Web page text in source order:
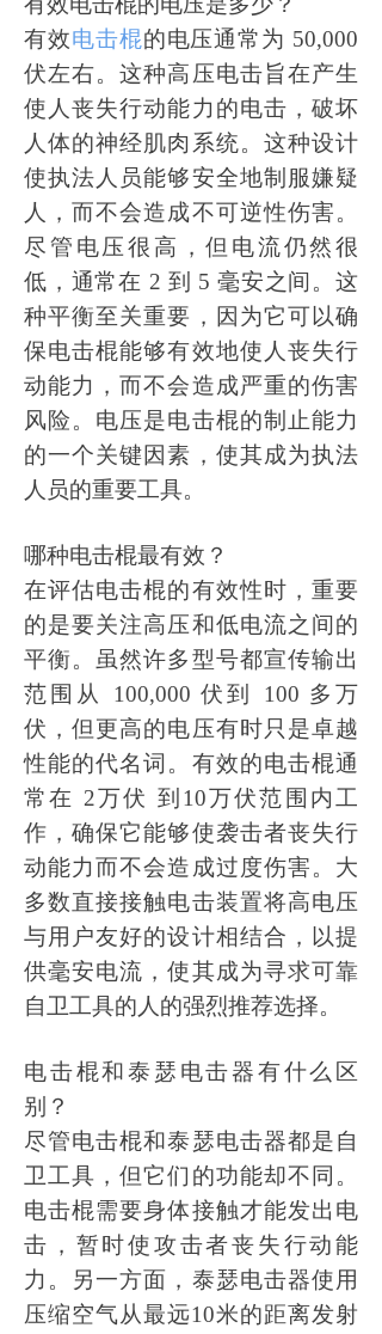
有效电击棍的电压通常为 50,000
伏左右。这种高压电击旨在产生
使人丧失行动能力的电击，破坏
人体的神经肌肉系统。这种设计
使执法人员能够安全地制服嫌疑
人，而不会造成不可逆性伤害。
尽管电压很高，但电流仍然很
低，通常在 2 到 5 毫安之间。这
种平衡至关重要，因为它可以确
保电击棍能够有效地使人丧失行
动能力，而不会造成严重的伤害
风险。电压是电击棍的制止能力
的一个关键因素，使其成为执法
人员的重要工具。
哪种电击棍最有效？
在评估电击棍的有效性时，重要
的是要关注高压和低电流之间的
平衡。虽然许多型号都宣传输出
范围从
100,000 伏到 100 多万
伏，但更高的电压有时只是卓越
性能的代名词。有效的电击棍通
常在 2万伏 到10万伏范围内工
作，确保它能够使袭击者丧失行
动能力而不会造成过度伤害。大
多数直接接触电击装置将高电压
与用户友好的设计相结合，以提
供毫安电流，使其成为寻求可靠
自卫工具的人的强烈推荐选择。
电击棍和泰瑟电击器有什么区
别？
尽管电击棍和泰瑟电击器都是自
卫工具，但它们的功能却不同。
电击棍需要身体接触才能发出电
击，暂时使攻击者丧失行动能
力。另一方面，泰瑟电击器使用
压缩空气从最远10米的距离发射